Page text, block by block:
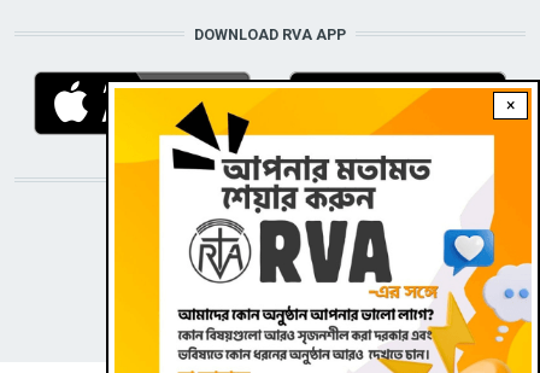
×
DOWNLOAD RVA APP
STAY CONNECTED WITH US!